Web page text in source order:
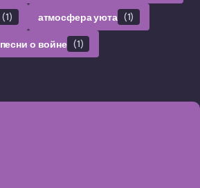
(1) атмосфера уюта (1)
песни о войне (1)